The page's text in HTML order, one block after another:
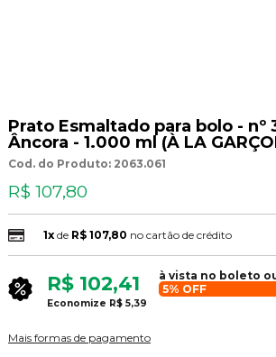
Prato Esmaltado para bolo - nº
Âncora - 1.000 ml (À LA
Cod. do Produto: 2063.061
R$ 107,80
1xde R$ 107,80 no cartão de crédito
R$ 102,41
à vista no boleto
5% OFF
Economize R$ 5,39
Mais formas de pagamento